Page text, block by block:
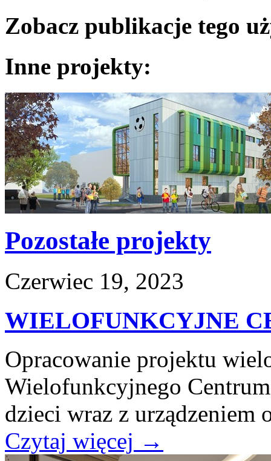
Zobacz publikacje tego
Inne projekty:
Pozostałe projekty
Czerwiec 19, 2023
WIELOFUNKCYJNE
Opracowanie projektu
Wielofunkcyjnego
dzieci wraz z urządzeniem
Czytaj więcej →